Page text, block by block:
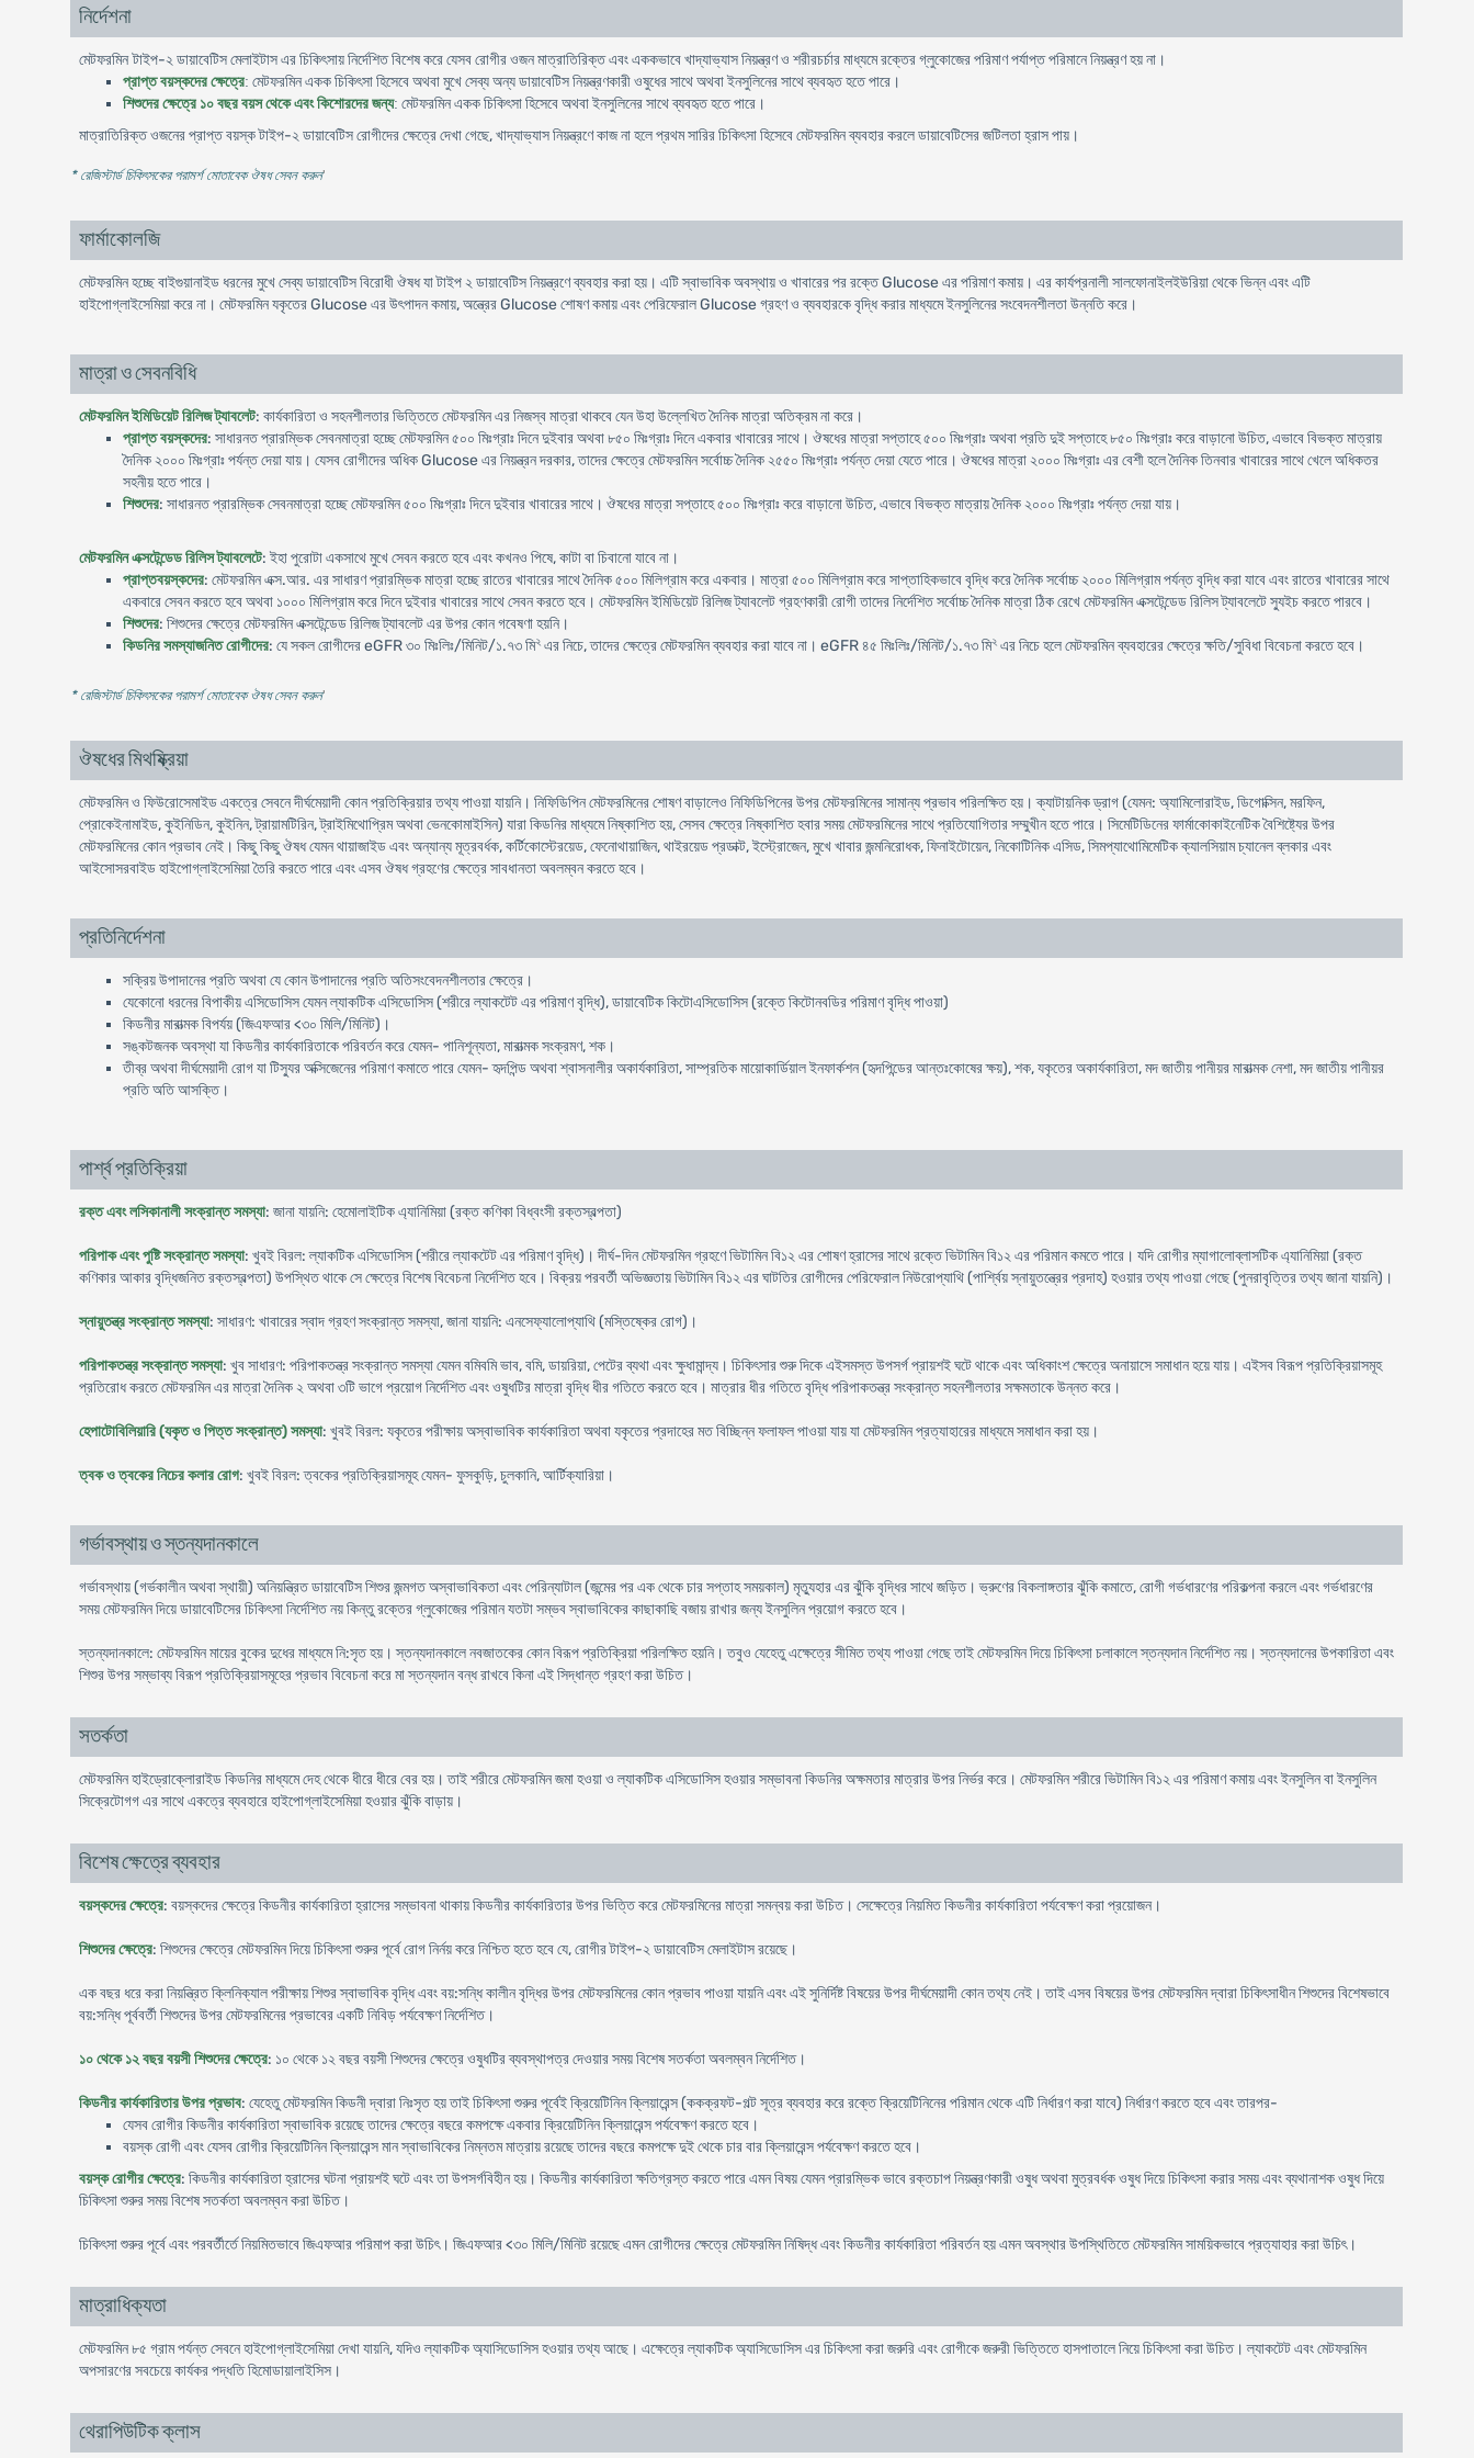
নির্দেশনা
মেটফরমিন টাইপ-২ ডায়াবেটিস মেলাইটাস এর চিকিৎসায় নির্দেশিত বিশেষ করে যেসব রোগীর ওজন মাত্রাতিরিক্ত এবং এককভাবে খাদ্যাভ্যাস নিয়ন্ত্রণ ও শরীরচর্চার মাধ্যমে রক্তের গ্লুকোজের পরিমাণ পর্যাপ্ত পরিমানে নিয়ন্ত্রণ হয় না।
প্রাপ্ত বয়স্কদের ক্ষেত্রে: মেটফরমিনএকক চিকিৎসা হিসেবে অথবা মুখে সেব্য অন্য ডায়াবেটিস নিয়ন্ত্রণকারী ওষুধের সাথে অথবা ইনসুলিনের সাথে ব্যবহৃত হতে পারে।
শিশুদের ক্ষেত্রে ১০ বছর বয়স থেকে এবং কিশোরদের জন্য: মেটফরমিনএকক চিকিৎসা হিসেবে অথবা ইনসুলিনের সাথে ব্যবহৃত হতে পারে।
মাত্রাতিরিক্তওজনের প্রাপ্ত বয়স্ক টাইপ-২ ডায়াবেটিস রোগীদের ক্ষেত্রে দেখা গেছে, খাদ্যাভ্যাস নিয়ন্ত্রণে কাজ না হলে প্রথম সারির চিকিৎসা হিসেবে মেটফরমিন ব্যবহার করলে ডায়াবেটিসের জটিলতা হ্রাস পায়।
* রেজিস্টার্ড চিকিৎসকের পরামর্শ মোতাবেক ঔষধ সেবন করুন'
ফার্মাকোলজি
মেটফরমিন হচ্ছে বাইগুয়ানাইড ধরনের মুখে সেব্য ডায়াবেটিস বিরোধী ঔষধ যা টাইপ ২ ডায়াবেটিস নিয়ন্ত্রণে ব্যবহার করা হয়। এটি স্বাভাবিক অবস্থায় ও খাবারের পর রক্তে Glucose এর পরিমাণ কমায়। এর কার্যপ্রনালী সালফোনাইলইউরিয়া থেকে ভিন্ন এবং এটি
হাইপোগ্লাইসেমিয়া করে না। মেটফরমিন যকৃতের Glucose এর উৎপাদন কমায়, অন্ত্রের Glucose শোষণ কমায় এবং পেরিফেরাল Glucose গ্রহণ ও ব্যবহারকে বৃদ্ধি করার মাধ্যমে ইনসুলিনের সংবেদনশীলতা উন্নতি করে।
মাত্রা ও সেবনবিধি
মেটফরমিন ইমিডিয়েট রিলিজ ট্যাবলেট: কার্যকারিতা ও সহনশীলতার ভিত্তিতে মেটফরমিন এর নিজস্ব মাত্রা থাকবে যেন উহা উল্লে­খিত দৈনিক মাত্রা অতিক্রম না করে।
প্রাপ্ত বয়স্কদের: সাধারনত প্রারম্ভিক সেবনমাত্রা হচ্ছে মেটফরমিন ৫০০ মিঃগ্রাঃ দিনে দুইবার অথবা ৮৫০ মিঃগ্রাঃ দিনে একবার খাবারের সাথে। ঔষধের মাত্রা সপ্তাহে ৫০০ মিঃগ্রাঃ অথবা প্রতি দুই সপ্তাহে ৮৫০ মিঃগ্রাঃ করে বাড়ানো উচিত, এভাবে বিভক্ত মাত্রায়
দৈনিক ২০০০ মিঃগ্রাঃ পর্যন্ত দেয়া যায়। যেসব রোগীদের অধিক Glucose এর নিয়ন্ত্রন দরকার, তাদের ক্ষেত্রে মেটফরমিন সর্বোচ্চ দৈনিক ২৫৫০ মিঃগ্রাঃ পর্যন্ত দেয়া যেতে পারে। ঔষধের মাত্রা ২০০০ মিঃগ্রাঃ এর বেশী হলে দৈনিক তিনবার খাবারের সাথে খেলে অধিকতর
সহনীয় হতে পারে।
শিশুদের: সাধারনত প্রারম্ভিক সেবনমাত্রা হচ্ছে মেটফরমিন ৫০০ মিঃগ্রাঃ দিনে দুইবার খাবারের সাথে। ঔষধের মাত্রা সপ্তাহে ৫০০ মিঃগ্রাঃ করে বাড়ানো উচিত, এভাবে বিভক্ত মাত্রায় দৈনিক ২০০০ মিঃগ্রাঃ পর্যন্ত দেয়া যায়।
মেটফরমিন এক্সটেন্ডেড রিলিস ট্যাবলেটে: ইহা পুরোটা একসাথে মুখে সেবন করতে হবে এবং কখনও পিষে, কাটা বা চিবানো যাবে না।
প্রাপ্তবয়স্কদের: মেটফরমিন এক্স.আর. এর সাধারণ প্রারম্ভিক মাত্রা হচ্ছে রাতের খাবারের সাথে দৈনিক ৫০০ মিলিগ্রাম করে একবার। মাত্রা ৫০০ মিলিগ্রাম করে সাপ্তাহিকভাবে বৃদ্ধি করে দৈনিক সর্বোচ্চ ২০০০ মিলিগ্রাম পর্যন্ত বৃদ্ধি করা যাবে এবং রাতের খাবারের সাথে
একবারে সেবন করতে হবে অথবা ১০০০ মিলিগ্রাম করে দিনে দুইবার খাবারের সাথে সেবন করতে হবে। মেটফরমিন ইমিডিয়েট রিলিজ ট্যাবলেট গ্রহণকারী রোগী তাদের নির্দেশিত সর্বোচ্চ দৈনিক মাত্রা ঠিক রেখে মেটফরমিন এক্সটেন্ডেড রিলিস ট্যাবলেটে স্যুইচ করতে পারবে।
শিশুদের: শিশুদের ক্ষেত্রে মেটফরমিন এক্সটেন্ডেড রিলিজ ট্যাবলেট এর উপর কোন গবেষণা হয়নি।
কিডনির সমস্যাজনিত রোগীদের: যে সকল রোগীদের eGFR ৩০ মিঃলিঃ/মিনিট/১.৭৩ মি২এর নিচে, তাদের ক্ষেত্রে মেটফরমিন ব্যবহার করা যাবে না। eGFR ৪৫ মিঃলিঃ/মিনিট/১.৭৩ মি২এর নিচে হলে মেটফরমিন ব্যবহারের ক্ষেত্রে ক্ষতি/সুবিধা বিবেচনা করতে হবে।
* রেজিস্টার্ড চিকিৎসকের পরামর্শ মোতাবেক ঔষধ সেবন করুন'
ঔষধের মিথষ্ক্রিয়া
মেটফরমিন ও ফিউরোসেমাইড একত্রে সেবনে দীর্ঘমেয়াদী কোন প্রতিক্রিয়ার তথ্য পাওয়া যায়নি। নিফিডিপিন মেটফরমিনের শোষণ বাড়ালেও নিফিডিপিনের উপর মেটফরমিনের সামান্য প্রভাব পরিলক্ষিত হয়। ক্যাটায়নিক ড্রাগ (যেমন: অ্যামিলোরাইড, ডিগোক্সিন, মরফিন,
প্রোকেইনামাইড, কুইনিডিন, কুইনিন, ট্রায়ামটিরিন, ট্রাইমিথোপ্রিম অথবা ভেনকোমাইসিন) যারা কিডনির মাধ্যমে নিষ্কাশিত হয়, সেসব ক্ষেত্রে নিষ্কাশিত হবার সময় মেটফরমিনের সাথে প্রতিযোগিতার সম্মুখীন হতে পারে। সিমেটিডিনের ফার্মাকোকাইনেটিক বৈশিষ্ট্যের উপর
মেটফরমিনের কোন প্রভাব নেই। কিছু কিছু ঔষধ যেমন থায়াজাইড এবং অন্যান্য মূত্রবর্ধক, কর্টিকোস্টেরয়েড, ফেনোথায়াজিন, থাইরয়েড প্রডাক্ট, ইস্ট্রোজেন, মুখে খাবার জন্মনিরোধক, ফিনাইটোয়েন, নিকোটিনিক এসিড, সিমপ্যাথোমিমেটিক ক্যালসিয়াম চ্যানেল ব্লকার এবং
আইসোসরবাইড হাইপোগ্লাইসেমিয়া তৈরি করতে পারে এবং এসব ঔষধ গ্রহণের ক্ষেত্রে সাবধানতা অবলম্বন করতে হবে।
প্রতিনির্দেশনা
সক্রিয় উপাদানের প্রতি অথবা যে কোন উপাদানের প্রতি অতিসংবেদনশীলতার ক্ষেত্রে।
যেকোনো ধরনের বিপাকীয় এসিডোসিস যেমন ল্যাকটিক এসিডোসিস (শরীরে ল্যাকটেট এর পরিমাণ বৃদ্ধি), ডায়াবেটিক কিটোএসিডোসিস (রক্তে কিটোনবডির পরিমাণ বৃদ্ধি পাওয়া)
কিডনীর মারাত্মক বিপর্যয় (জিএফআর <৩০ মিলি/মিনিট)।
সঙ্কটজনক অবস্থা যা কিডনীর কার্যকারিতাকে পরিবর্তন করে যেমন- পানিশূন্যতা, মারাত্মক সংক্রমণ, শক।
তীব্র অথবা দীর্ঘমেয়াদী রোগ যা টিস্যুর অক্সিজেনের পরিমাণ কমাতে পারে যেমন- হৃদপিন্ড অথবা শ্বাসনালীর অকার্যকারিতা, সাম্প্রতিক মায়োকার্ডিয়াল ইনফার্কশন (হৃদপিন্ডের আন্তঃকোষের ক্ষয়), শক, যকৃতের অকার্যকারিতা, মদ জাতীয় পানীয়র মারাত্মক নেশা, মদ জাতীয় পানীয়র
প্রতি অতি আসক্তি।
পার্শ্ব প্রতিক্রিয়া
রক্ত এবং লসিকানালী সংক্রান্ত সমস্যা: জানা যায়নি: হেমোলাইটিক এ্যানিমিয়া (রক্ত কণিকা বিধ্বংসী রক্তস্বল্পতা)
পরিপাক এবং পুষ্টি সংক্রান্ত সমস্যা: খুবই বিরল: ল্যাকটিক এসিডোসিস (শরীরে ল্যাকটেট এর পরিমাণ বৃদ্ধি)। দীর্ঘ-দিন মেটফরমিন গ্রহণে ভিটামিন বি১২ এর শোষণ হ্রাসের সাথে রক্তে ভিটামিন বি১২ এর পরিমান কমতে পারে। যদি রোগীর ম্যাগালোব্লাসটিক এ্যানিমিয়া (রক্ত
কণিকার আকার বৃদ্ধিজনিত রক্তস্বল্পতা) উপস্থিত থাকে সে ক্ষেত্রে বিশেষ বিবেচনা নির্দেশিত হবে। বিক্রয় পরবর্তী অভিজ্ঞতায় ভিটামিন বি১২ এর ঘাটতির রোগীদের পেরিফেরাল নিউরোপ্যাথি (পার্শ্বিয় স্নায়ুতন্ত্রের প্রদাহ) হওয়ার তথ্য পাওয়া গেছে (পুনরাবৃত্তির তথ্য জানা যায়নি)।
স্নায়ুতন্ত্র সংক্রান্ত সমস্যা: সাধারণ: খাবারের স্বাদ গ্রহণ সংক্রান্ত সমস্যা, জানা যায়নি: এনসেফ্যালোপ্যাথি (মস্তিষ্কের রোগ)।
পরিপাকতন্ত্র সংক্রান্ত সমস্যা: খুব সাধারণ: পরিপাকতন্ত্র সংক্রান্ত সমস্যা যেমন বমিবমি ভাব, বমি, ডায়রিয়া, পেটের ব্যথা এবং ক্ষুধামান্দ্য। চিকিৎসার শুরু দিকে এইসমস্ত উপসর্গ প্রায়শই ঘটে থাকে এবং অধিকাংশ ক্ষেত্রে অনায়াসে সমাধান হয়ে যায়। এইসব বিরূপ প্রতিক্রিয়াসমূহ
প্রতিরোধ করতে মেটফরমিন এর মাত্রা দৈনিক ২ অথবা ৩টি ভাগে প্রয়োগ নির্দেশিত এবং ওষুধটির মাত্রা বৃদ্ধি ধীর গতিতে করতে হবে। মাত্রার ধীর গতিতে বৃদ্ধি পরিপাকতন্ত্র সংক্রান্ত সহনশীলতার সক্ষমতাকে উন্নত করে।
হেপাটোবিলিয়ারি (যকৃত ও পিত্ত সংক্রান্ত) সমস্যা: খুবই বিরল: যকৃতের পরীক্ষায় অস্বাভাবিক কার্যকারিতা অথবা যকৃতের প্রদাহের মত বিচ্ছিন্ন ফলাফল পাওয়া যায় যা মেটফরমিন প্রত্যাহারের মাধ্যমে সমাধান করা হয়।
ত্বক ও ত্বকের নিচের কলার রোগ: খুবই বিরল: ত্বকের প্রতিক্রিয়াসমূহ যেমন- ফুসকুড়ি, চুলকানি, আর্টিক্যারিয়া।
গর্ভাবস্থায় ও স্তন্যদানকালে
গর্ভাবস্থায় (গর্ভকালীন অথবা স্থায়ী) অনিয়ন্ত্রিত ডায়াবেটিস শিশুর জন্মগত অস্বাভাবিকতা এবং পেরিন্যাটাল (জন্মের পর এক থেকে চার সপ্তাহ সময়কাল) মৃত্যুহার এর ঝুঁকি বৃদ্ধির সাথে জড়িত। ভ্রুণের বিকলাঙ্গতার ঝুঁকি কমাতে, রোগী গর্ভধারণের পরিকল্পনা করলে এবং গর্ভধারণের
সময় মেটফরমিন দিয়ে ডায়াবেটিসের চিকিৎসা নির্দেশিত নয় কিন্তু রক্তের গ্লুকোজের পরিমান যতটা সম্ভব স্বাভাবিকের কাছাকাছি বজায় রাখার জন্য ইনসুলিন প্রয়োগ করতে হবে।
স্তন্যদানকালে: মেটফরমিন মায়ের বুকের দুধের মাধ্যমে নি:সৃত হয়। স্তন্যদানকালে নবজাতকের কোন বিরূপ প্রতিক্রিয়া পরিলক্ষিত হয়নি। তবুও যেহেতু এক্ষেত্রে সীমিত তথ্য পাওয়া গেছে তাই মেটফরমিন দিয়ে চিকিৎসা চলাকালে স্তন্যদান নির্দেশিত নয়। স্তন্যদানের উপকারিতা এবং
শিশুর উপর সম্ভাব্য বিরূপ প্রতিক্রিয়াসমূহের প্রভাব বিবেচনা করে মা স্তন্যদান বন্ধ রাখবে কিনা এই সিদ্ধান্ত গ্রহণ করা উচিত।
সতর্কতা
মেটফরমিন হাইড্রোক্লোরাইড কিডনির মাধ্যমে দেহ থেকে ধীরে ধীরে বের হয়। তাই শরীরে মেটফরমিন জমা হওয়া ও ল্যাকটিক এসিডোসিস হওয়ার সম্ভাবনা কিডনির অক্ষমতার মাত্রার উপর নির্ভর করে। মেটফরমিন শরীরে ভিটামিন বি১২ এর পরিমাণ কমায় এবং ইনসুলিন বা ইনসুলিন
সিক্রেটোগগ এর সাথে একত্রে ব্যবহারে হাইপোগ্লাইসেমিয়া হওয়ার ঝুঁকি বাড়ায়।
বিশেষ ক্ষেত্রে ব্যবহার
বয়স্কদের ক্ষেত্রে: বয়স্কদের ক্ষেত্রে কিডনীর কার্যকারিতা হ্রাসের সম্ভাবনা থাকায় কিডনীর কার্যকারিতার উপর ভিত্তি করে মেটফরমিনের মাত্রা সমন্বয় করা উচিত। সেক্ষেত্রে নিয়মিত কিডনীর কার্যকারিতা পর্যবেক্ষণ করা প্রয়োজন।
শিশুদের ক্ষেত্রে: শিশুদের ক্ষেত্রে মেটফরমিন দিয়ে চিকিৎসা শুরুর পূর্বে রোগ নির্নয় করে নিশ্চিত হতে হবে যে, রোগীর টাইপ-২ ডায়াবেটিস মেলাইটাস রয়েছে।
এক বছর ধরে করা নিয়ন্ত্রিত ক্লিনিক্যাল পরীক্ষায় শিশুর স্বাভাবিক বৃদ্ধি এবং বয়:সন্ধি কালীন বৃদ্ধির উপর মেটফরমিনের কোন প্রভাব পাওয়া যায়নি এবং এই সুনির্দিষ্ট বিষয়ের উপর দীর্ঘমেয়াদী কোন তথ্য নেই। তাই এসব বিষয়ের উপর মেটফরমিন দ্বারা চিকিৎসাধীন শিশুদের বিশেষভাবে
বয়:সন্ধি পূর্ববর্তী শিশুদের উপর মেটফরমিনের প্রভাবের একটি নিবিড় পর্যবেক্ষণ নির্দেশিত।
১০ থেকে ১২ বছর বয়সী শিশুদের ক্ষেত্রে: ১০ থেকে ১২ বছর বয়সী শিশুদের ক্ষেত্রে ওষুধটির ব্যবস্থাপত্র দেওয়ার সময় বিশেষ সতর্কতা অবলম্বন নির্দেশিত।
কিডনীর কার্যকারিতার উপর প্রভাব: যেহেতু মেটফরমিন কিডনী দ্বারা নিঃসৃত হয় তাই চিকিৎসা শুরুর পূর্বেই ক্রিয়েটিনিন ক্লিয়ারেন্স (ককক্রফট-গল্ট সূত্র ব্যবহার করে রক্তে ক্রিয়েটিনিনের পরিমান থেকে এটি নির্ধারণ করা যাবে) নির্ধারণ করতে হবে এবং তারপর-
যেসব রোগীর কিডনীর কার্যকারিতা স্বাভাবিক রয়েছে তাদের ক্ষেত্রে বছরে কমপক্ষে একবার ক্রিয়েটিনিন ক্লিয়ারেন্স পর্যবেক্ষণ করতে হবে।
বয়স্ক রোগী এবং যেসব রোগীর ক্রিয়েটিনিন ক্লিয়ারেন্স মান স্বাভাবিকের নিম্নতম মাত্রায় রয়েছে তাদের বছরে কমপক্ষে দুই থেকে চার বার ক্লিয়ারেন্স পর্যবেক্ষণ করতে হবে।
বয়স্ক রোগীর ক্ষেত্রে: কিডনীর কার্যকারিতা হ্রাসের ঘটনা প্রায়শই ঘটে এবং তা উপসর্গবিহীন হয়। কিডনীর কার্যকারিতা ক্ষতিগ্রস্ত করতে পারে এমন বিষয় যেমন প্রারম্ভিক ভাবে রক্তচাপ নিয়ন্ত্রণকারী ওষুধ অথবা মুত্রবর্ধক ওষুধ দিয়ে চিকিৎসা করার সময় এবং ব্যথানাশক ওষুধ দিয়ে
চিকিৎসা শুরুর সময় বিশেষ সতর্কতা অবলম্বন করা উচিত।
চিকিৎসা শুরুর পূর্বে এবং পরবর্তীর্তে নিয়মিতভাবে জিএফআর পরিমাপ করা উচিৎ। জিএফআর <৩০ মিলি/মিনিট রয়েছে এমন রোগীদের ক্ষেত্রে মেটফরমিন নিষিদ্ধ এবং কিডনীর কার্যকারিতা পরিবর্তন হয় এমন অবস্থার উপস্থিতিতে মেটফরমিন সাময়িকভাবে প্রত্যাহার করা উচিৎ।
মাত্রাধিক্যতা
মেটফরমিন ৮৫ গ্রাম পর্যন্ত সেবনে হাইপোগ্লাইসেমিয়া দেখা যায়নি, যদিও ল্যাকটিক অ্যাসিডোসিস হওয়ার তথ্য আছে। এক্ষেত্রে ল্যাকটিক অ্যাসিডোসিস এর চিকিৎসা করা জরুরি এবং রোগীকে জরুরী ভিত্তিতে হাসপাতালে নিয়ে চিকিৎসা করা উচিত। ল্যাকটেট এবং মেটফরমিন
অপসারণের সবচেয়ে কার্যকর পদ্ধতি হিমোডায়ালাইসিস।
থেরাপিউটিক ক্লাস